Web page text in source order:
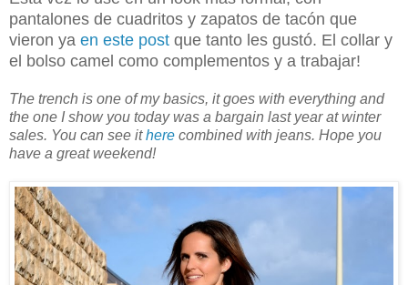
pantalones de cuadritos y zapatos de tacón que
vieron ya en este post que tanto les gustó. El collar y
el bolso camel como complementos y a trabajar!
The trench is one of my basics, it goes with everything and
the one I show you today was a bargain last year at winter
sales. You can see ithere combined with jeans. Hope you
have a great weekend!